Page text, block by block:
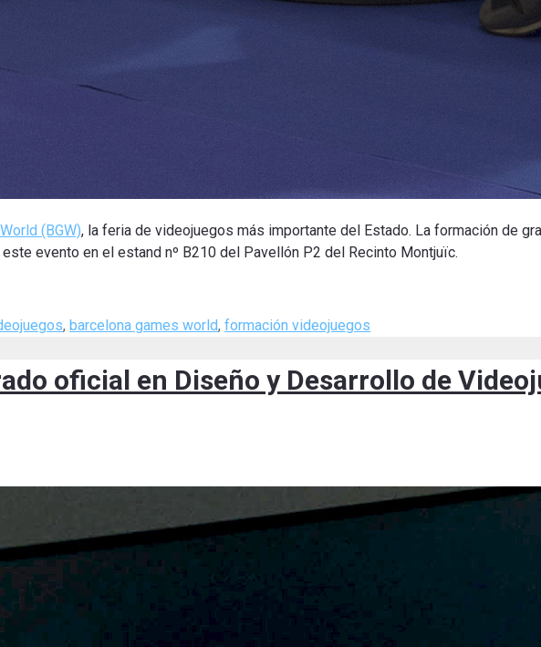
(BGW), la feria de videojuegos más importante del Estado. La formación de
evento en el estand nº B210 del Pavellón P2 del Recinto Montjuïc.
, barcelona games world, formación videojuegos
oficial en Diseño y Desarrollo de